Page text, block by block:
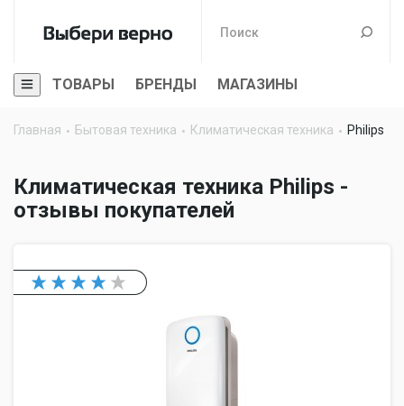
ТОВАРЫ БРЕНДЫ МАГАЗИНЫ
Главная Бытовая техника Климатическая техника Philips
Климатическая техника Philips -
отзывы покупателей